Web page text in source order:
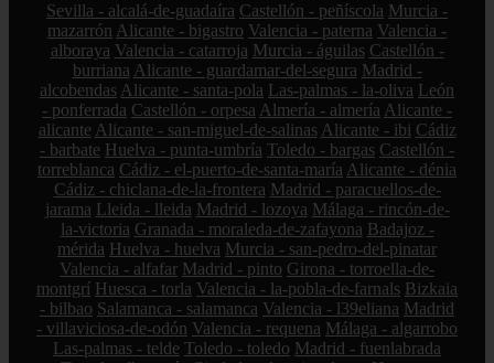
Sevilla - alcalá-de-guadaíra Castellón - peñíscola Murcia -
mazarrón Alicante - bigastro Valencia - paterna Valencia -
alboraya Valencia - catarroja Murcia - águilas Castellón -
burriana Alicante - guardamar-del-segura Madrid -
alcobendas Alicante - santa-pola Las-palmas - la-oliva León
- ponferrada Castellón - orpesa Almería - almería Alicante -
alicante Alicante - san-miguel-de-salinas Alicante - ibi Cádiz
- barbate Huelva - punta-umbría Toledo - bargas Castellón -
torreblanca Cádiz - el-puerto-de-santa-maría Alicante - dénia
Cádiz - chiclana-de-la-frontera Madrid - paracuellos-de-
jarama Lleida - lleida Madrid - lozoya Málaga - rincón-de-
la-victoria Granada - moraleda-de-zafayona Badajoz -
mérida Huelva - huelva Murcia - san-pedro-del-pinatar
Valencia - alfafar Madrid - pinto Girona - torroella-de-
montgrí Huesca - torla Valencia - la-pobla-de-farnals Bizkaia
- bilbao Salamanca - salamanca Valencia - l39eliana Madrid
- villaviciosa-de-odón Valencia - requena Málaga - algarrobo
Las-palmas - telde Toledo - toledo Madrid - fuenlabrada